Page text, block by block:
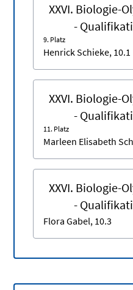
XXVI. Biologie-
-
9. Platz
Henrick Schieke, 10.1
XXVI. Biologie-
-
11. Platz
Marleen Elisabeth
XXVI. Biologie-
-
Flora Gabel, 10.3